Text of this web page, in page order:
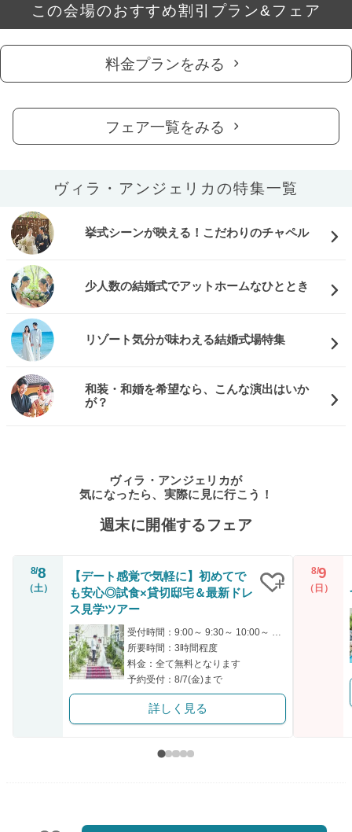
この会場のおすすめ割引プラン&フェア
料金プランをみる
フェア一覧をみる
ヴィラ・アンジェリカの特集一覧
挙式シーンが映える！こだわりのチャペル
少人数の結婚式でアットホームなひととき
リゾート気分が味わえる結婚式場特集
和装・和婚を希望なら、こんな演出はいか
が？
ヴィラ・アンジェリカが
気になったら、実際に見に行こう！
週末に開催するフェア
8/8
（土）
【デート感覚で気軽に】初めてで
も安心◎試食×貸切邸宅＆最新ドレ
ス見学ツアー
受付時間：9:00～ 9:30～ 10:00～ 14:30～ 15:00～
所要時間：3時間程度
料金：全て無料となります
予約受付：8/7(金)まで
詳しく見る
8/9
（日）